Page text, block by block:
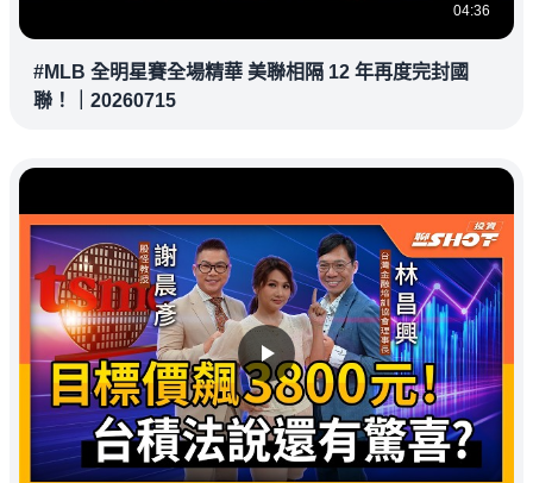
04:36
#MLB 全明星賽全場精華 美聯相隔 12 年再度完封國
聯！｜20260715